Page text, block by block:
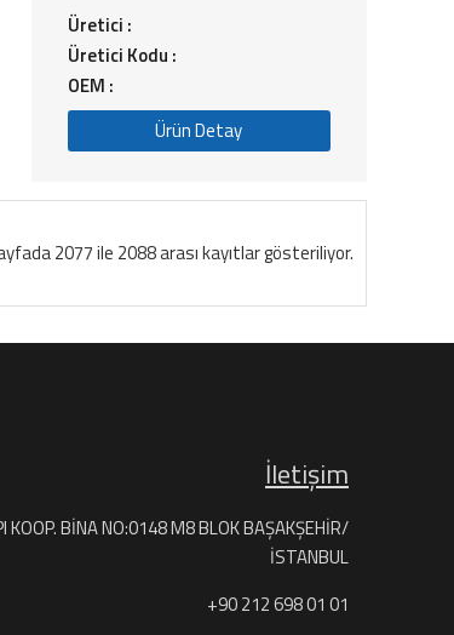
Üretici :
Üretici Kodu :
OEM :
Ürün Detay
2077 ile 2088 arası kayıtlar gösteriliyor.
İletişim
KOOP. BİNA NO:0148 M8 BLOK BAŞAKŞEHİR/
İSTANBUL
+90 212 698 01 01